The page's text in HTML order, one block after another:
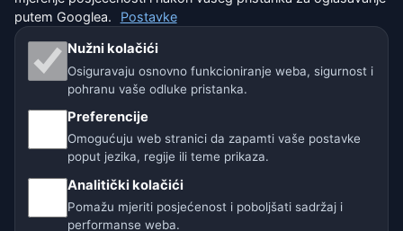
Zaštita privatnosti
Kolačići
Uvjeti korištenja
Isključenje odgovornosti
Pomažemo životinjama
putem Googlea.
Postavke
Nužni kolačići
Osiguravaju osnovno funkcioniranje weba, sigurnost i
pohranu vaše odluke pristanka.
Preferencije
Omogućuju web stranici da zapamti vaše postavke
poput jezika, regije ili teme prikaza.
Analitički kolačići
Pomažu mjeriti posjećenost i poboljšati sadržaj i
performanse weba.